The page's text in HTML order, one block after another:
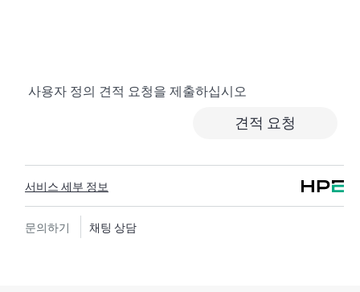
하드웨어 교환 서비스에서는 지정된 기간 내에 고객이
제공합니다. 교체 제품 또는 부품은 신제품이거나 신제
HPE 네트워킹 제품을 위한 소프트웨어 제품의 경우 원
격 기술 지원과 소프트웨어 업데이트 및 패치에 대한 액
세스를 제공합니다. 고객은 소프트웨어 및 참조 설명서
사용자 정의 견적 요청을 제출하십시오
견적 요청
서비스 세부 정보
문의하기 채팅 상담